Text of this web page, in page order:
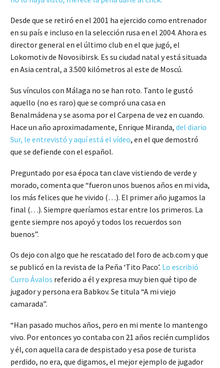
Desde que se retiró en el 2001 ha ejercido como entrenador
en su país e incluso en la selección rusa en el 2004. Ahora es
director general en el último club en el que jugó, el
Lokomotiv de Novosibirsk. Es su ciudad natal y está situada
en Asia central, a 3.500 kilómetros al este de Moscú.
Sus vínculos con Málaga no se han roto. Tanto le gustó
aquello (no es raro) que se compró una casa en
Benalmádena y se asoma por el Carpena de vez en cuando.
Hace un año aproximadamente, Enrique Miranda, del diario
Sur, le entrevistó y aquí está el vídeo, en el que demostró
que se defiende con el español.
Preguntado por esa época tan clave vistiendo de verde y
morado, comenta que “fueron unos buenos años en mi vida,
los más felices que he vivido (…). El primer año jugamos la
final (…). Siempre queríamos estar entre los primeros. La
gente siempre nos apoyó y todos los recuerdos son
buenos”.
Os dejo con algo que he rescatado del foro de acb.com y que
se publicó en la revista de la Peña ‘Tito Paco’. Lo escribió
Curro Ávalos referido a él y expresa muy bien qué tipo de
jugador y persona era Babkov. Se titula “A mi viejo
camarada”.
“Han pasado muchos años, pero en mi mente lo mantengo
vivo. Por entonces yo contaba con 21 años recién cumplidos
y él, con aquella cara de despistado y esa pose de turista
perdido, no era, que digamos, el mejor ejemplo de jugador